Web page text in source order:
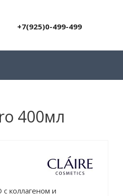
+7(925)0-499-499
400мл
коллагеном и